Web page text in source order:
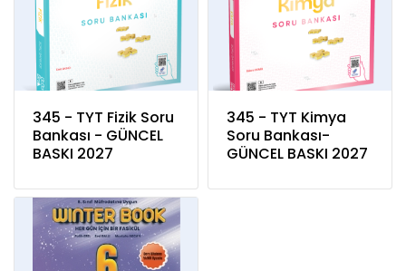
345 - TYT Fizik Soru
Bankası - GÜNCEL
BASKI 2027
345 - TYT Kimya
Soru Bankası-
GÜNCEL BASKI 2027